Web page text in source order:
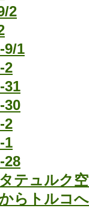
2
9/1
2
31
30
2
1
28
テュルク
らトルコへ